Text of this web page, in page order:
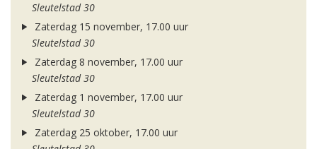
Sleutelstad 30
Zaterdag 15 november, 17.00 uur
Sleutelstad 30
Zaterdag 8 november, 17.00 uur
Sleutelstad 30
Zaterdag 1 november, 17.00 uur
Sleutelstad 30
Zaterdag 25 oktober, 17.00 uur